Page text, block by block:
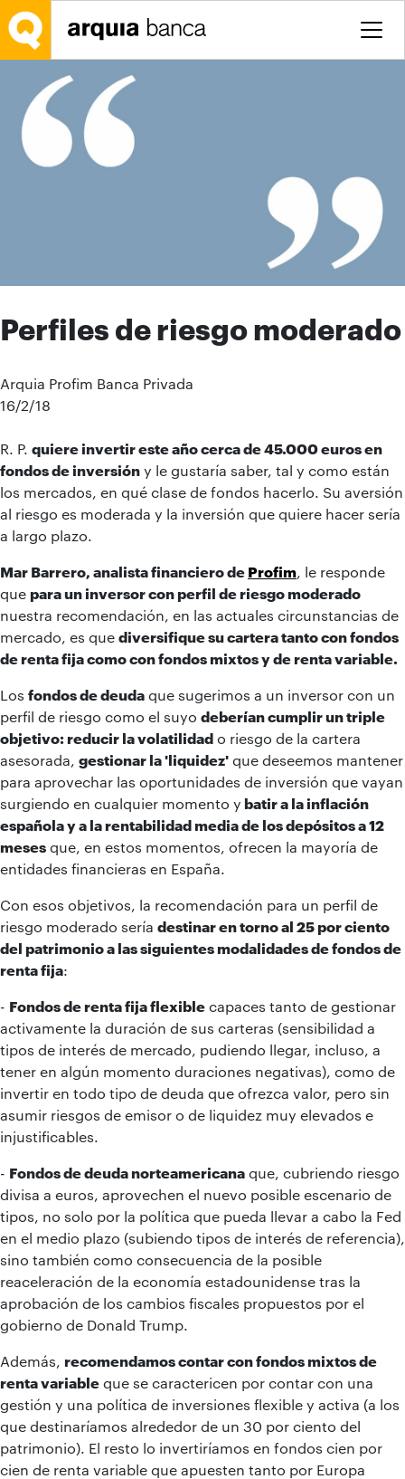
Saltar al contenido principal
Perfiles de riesgo moderado
Arquia Profim Banca Privada
16/2/18
R. P. quiere invertir este año cerca de 45.000 euros en
fondos de inversión y le gustaría saber, tal y como están
los mercados, en qué clase de fondos hacerlo. Su aversión
al riesgo es moderada y la inversión que quiere hacer sería
a largo plazo.
Mar Barrero, analista financiero de Profim , le responde
que para un inversor con perfil de riesgo moderado
nuestra recomendación, en las actuales circunstancias de
mercado, es que diversifique su cartera tanto con fondos
de renta fija como con fondos mixtos y de renta variable.
Los fondos de deuda que sugerimos a un inversor con un
perfil de riesgo como el suyo deberían cumplir un triple
objetivo: reducir la volatilidad o riesgo de la cartera
asesorada, gestionar la 'liquidez' que deseemos mantener
para aprovechar las oportunidades de inversión que vayan
surgiendo en cualquier momento y batir a la inflación
española y a la rentabilidad media de los depósitos a 12
meses que, en estos momentos, ofrecen la mayoría de
entidades financieras en España.
Con esos objetivos, la recomendación para un perfil de
riesgo moderado sería destinar en torno al 25 por ciento
del patrimonio a las siguientes modalidades de fondos de
renta fija:
- Fondos de renta fija flexible capaces tanto de gestionar
activamente la duración de sus carteras (sensibilidad a
tipos de interés de mercado, pudiendo llegar, incluso, a
tener en algún momento duraciones negativas), como de
invertir en todo tipo de deuda que ofrezca valor, pero sin
asumir riesgos de emisor o de liquidez muy elevados e
injustificables.
- Fondos de deuda norteamericana que, cubriendo riesgo
divisa a euros, aprovechen el nuevo posible escenario de
tipos, no solo por la política que pueda llevar a cabo la Fed
en el medio plazo (subiendo tipos de interés de referencia),
sino también como consecuencia de la posible
reaceleración de la economía estadounidense tras la
aprobación de los cambios fiscales propuestos por el
gobierno de Donald Trump.
Además, recomendamos contar con fondos mixtos de
renta variable que se caractericen por contar con una
gestión y una política de inversiones flexible y activa (a los
que destinaríamos alrededor de un 30 por ciento del
patrimonio). El resto lo invertiríamos en fondos cien por
cien de renta variable que apuesten tanto por Europa